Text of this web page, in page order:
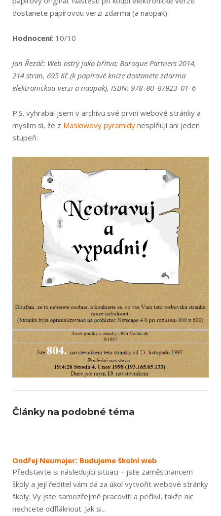
dostanete papírovou verzi zdarma (a naopak).
Hodnocení: 10/10
Jan Řezáč: Web ostrý jako břitva; Baroque Partners 2014,
214 stran, 695 Kč (k papírové knize dostanete zdarma
elektronickou verzi a naopak), ISBN: 978–80–87923–01–6
P.S. vyhrabal jsem v archívu své první webové stránky a
myslím si, že z Maslowovy pyramidy nesplňují ani jeden
stupeň:
Články na podobné téma
Ondřej Neumajer: Budujeme školní web
Představte si následující situaci – jste zaměstnancem
školy a její ředitel vám dá za úkol vytvořit webové stránky
školy. Vy jste samozřejmě pracovití a pečliví, takže nic
nechcete odfláknout. Jak si...